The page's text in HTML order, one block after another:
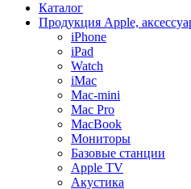
Каталог
Продукция Apple,
iPhone
iPad
Watch
iMac
Mac-mini
Mac Pro
MacBook
Мониторы
Базовые станции
Apple TV
Акустика